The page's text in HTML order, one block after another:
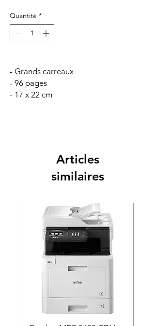
Quantité *
- Grands carreaux
- 96 pages
- 17 x 22 cm
Articles
similaires